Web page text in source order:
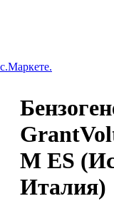
M ES
Италия)